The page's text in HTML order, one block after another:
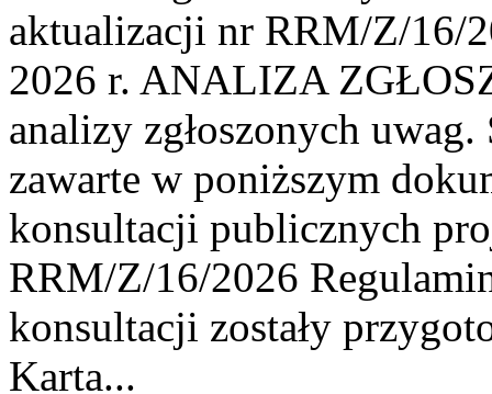
aktualizacji nr RRM/Z/16/
2026 r. ANALIZA
analizy zgłoszonych
zawarte w poniższym
konsultacji publicznych
RRM/Z/16/2026
konsultacji zostały
Karta...